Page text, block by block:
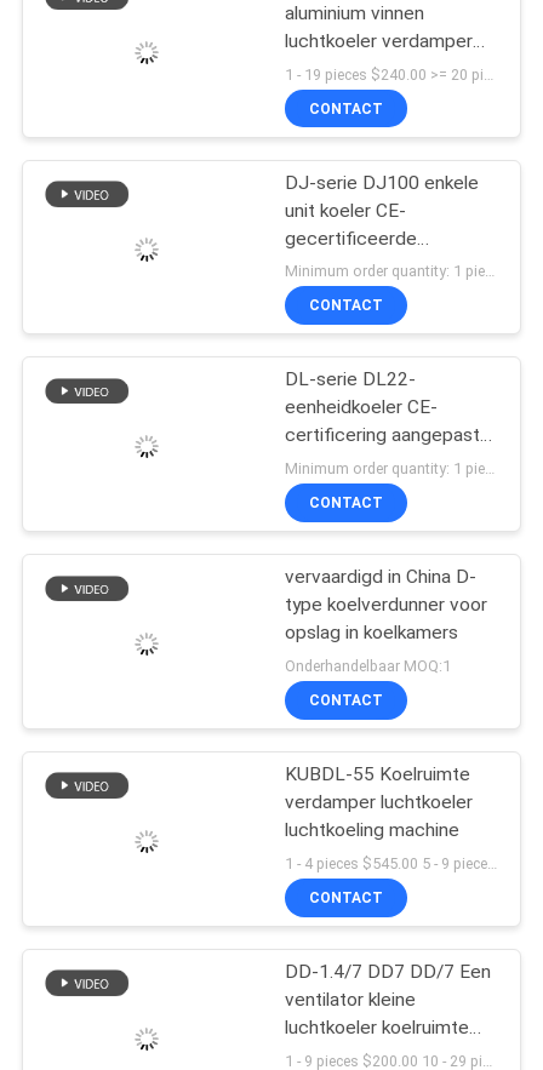
CONTACTEER
NIEUWS
GEVALLEN
OM EEN
CITAAT
SITEMAP
PRIVACYBELEID
Semi Hermetische
Condenserende
Eenheid
Lucht Gekoelde
Condenserende
Eenheid
74
Water Gekoelde
Condenserende
37
Koele Zaal
Evaporatoren
14
aluminium vinnen
luchtkoeler verdamper
spoel met scharnieren
Verdamper met expansie
klep verdamper voor
CONTACT
DJ-serie DJ100 enkele
unit koeler CE-
gecertificeerde
koelopslag speciale
luchtkoeler verdamper
plafondverdamper
koelfabriek, gekoelde
koelopslag
Minimum order quantity: 1 piece $127.00-1,970.00 MOQ:1 set
CONTACT
DL-serie DL22-
eenheidkoeler CE-
certificering aangepaste
luchtkoeler 3HP
koelopslag verdamper
plafondverdamper,
magazijnen,
koelopslagkamers,
groentenkoelopslag
Minimum order quantity: 1 piece $127.00-1,970.00 MOQ:1 set
CONTACT
vervaardigd in China D-
type koelverdunner voor
opslag in koelkamers
Onderhandelbaar MOQ:1
CONTACT
KUBDL-55 Koelruimte
verdamper luchtkoeler
luchtkoeling machine
CONTACT
DD-1.4/7 DD7 DD/7 Een
ventilator kleine
luchtkoeler koelruimte
verdamping luchtkoeler